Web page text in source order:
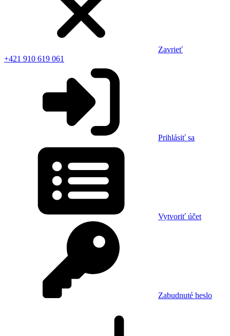
Zavrieť
+421 910 619 061
Prihlásiť sa
Vytvoriť účet
Zabudnuté heslo